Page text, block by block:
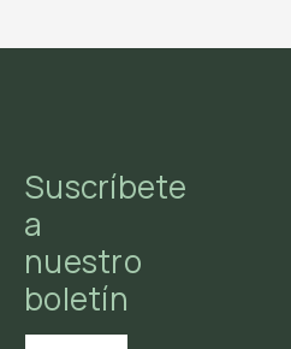
Suscríbete
a
nuestro
boletín